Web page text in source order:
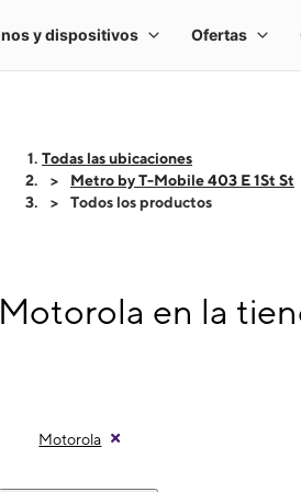
Todas las ubicaciones
Metro by T-Mobile 403 E 1St St
Todos los productos
Motorola en la
Motorola